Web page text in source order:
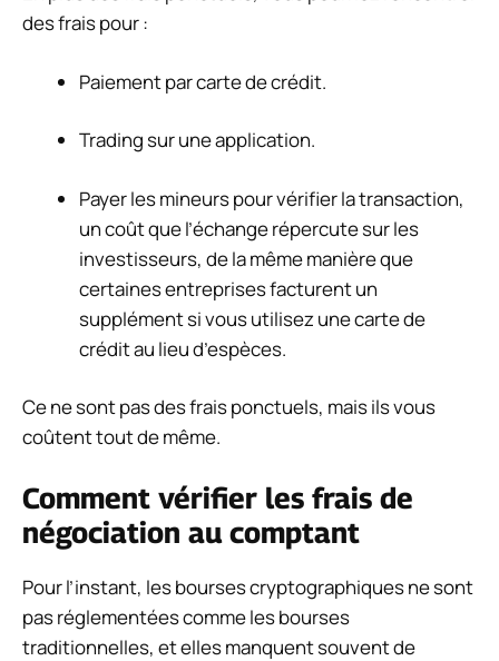
des frais pour :
Paiement par carte de crédit.
Trading sur une application.
Payer les mineurs pour vérifier la transaction,
un coût que l’échange répercute sur les
investisseurs, de la même manière que
certaines entreprises facturent un
supplément si vous utilisez une carte de
crédit au lieu d’espèces.
Ce ne sont pas des frais ponctuels, mais ils vous
coûtent tout de même.
Comment vérifier les frais de
négociation au comptant
Pour l’instant, les bourses cryptographiques ne sont
pas réglementées comme les bourses
traditionnelles, et elles manquent souvent de